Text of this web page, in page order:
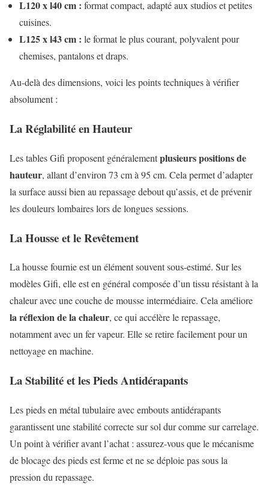
L120 x l40 cm : format compact, adapté aux studios et petites
cuisines.
L125 x l43 cm : le format le plus courant, polyvalent pour
chemises, pantalons et draps.
Au-delà des dimensions, voici les points techniques à vérifier
absolument :
La Réglabilité en Hauteur
Les tables Gifi proposent généralementplusieurs positions de
hauteur, allant d’environ 73 cm à 95 cm. Cela permet d’adapter
la surface aussi bien au repassage debout qu’assis, et de prévenir
les douleurs lombaires lors de longues sessions.
La Housse et le Revêtement
La housse fournie est un élément souvent sous-estimé. Sur les
modèles Gifi, elle est en général composée d’un tissu résistant à la
chaleur avec une couche de mousse intermédiaire. Cela améliore
la réflexion de la chaleur, ce qui accélère le repassage,
notamment avec un fer vapeur. Elle se retire facilement pour un
nettoyage en machine.
La Stabilité et les Pieds Antidérapants
Les pieds en métal tubulaire avec embouts antidérapants
garantissent une stabilité correcte sur sol dur comme sur carrelage.
Un point à vérifier avant l’achat : assurez-vous que le mécanisme
de blocage des pieds est ferme et ne se déploie pas sous la
pression du repassage.